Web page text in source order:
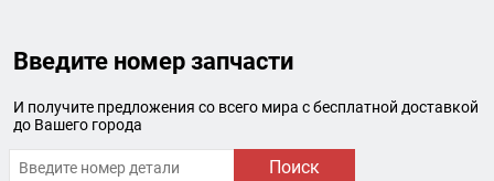
Введите номер запчасти
И получите предложения со всего мира с бесплатной доставкой
до Вашего города
Поиск